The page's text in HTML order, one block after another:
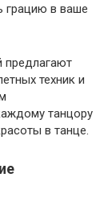
грацию в ваше
предлагают
техник и
танцору
в танце.